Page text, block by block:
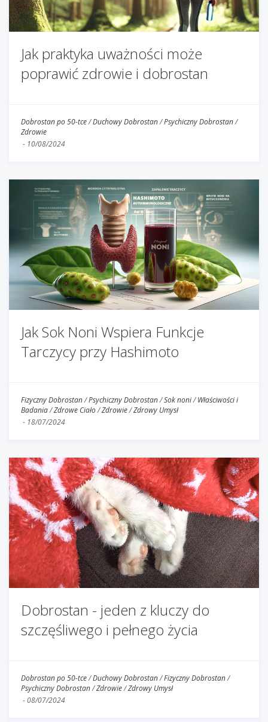
Jak praktyka uważności może
poprawić zdrowie i dobrostan
Dobrostan po 50-tce/Duchowy Dobrostan/Psychiczny Dobrostan/
Zdrowie
- 10/08/2024
Jak Sok Noni Wspiera Funkcje
Tarczycy przy Hashimoto
Fizyczny Dobrostan/Psychiczny Dobrostan/Sok noni/Właściwości i
Badania/Zdrowe Ciało/Zdrowie/Zdrowy Umysł
- 18/07/2024
Dobrostan - jeden z kluczy do
szczęśliwego i pełnego życia
Dobrostan po 50-tce/Duchowy Dobrostan/Fizyczny Dobrostan/
Psychiczny Dobrostan/Zdrowie/Zdrowy Umysł
-08/07/2024